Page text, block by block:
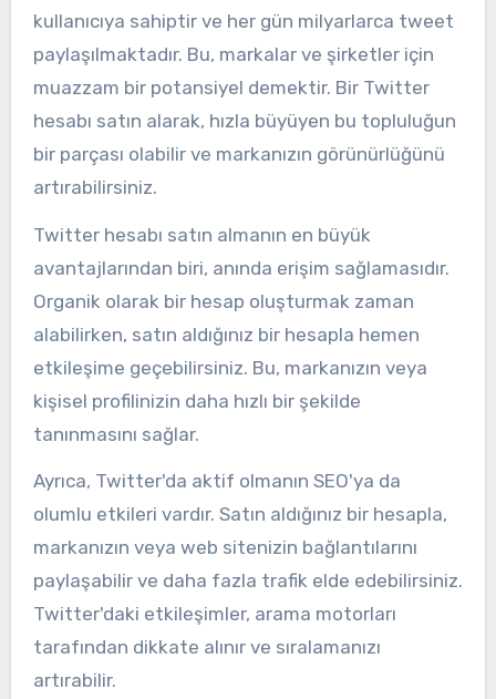
kullanıcıya sahiptir ve her gün milyarlarca tweet
paylaşılmaktadır. Bu, markalar ve şirketler için
muazzam bir potansiyel demektir. Bir Twitter
hesabı satın alarak, hızla büyüyen bu topluluğun
bir parçası olabilir ve markanızın görünürlüğünü
artırabilirsiniz.
Twitter hesabı satın almanın en büyük
avantajlarından biri, anında erişim sağlamasıdır.
Organik olarak bir hesap oluşturmak zaman
alabilirken, satın aldığınız bir hesapla hemen
etkileşime geçebilirsiniz. Bu, markanızın veya
kişisel profilinizin daha hızlı bir şekilde
tanınmasını sağlar.
Ayrıca, Twitter'da aktif olmanın SEO'ya da
olumlu etkileri vardır. Satın aldığınız bir hesapla,
markanızın veya web sitenizin bağlantılarını
paylaşabilir ve daha fazla trafik elde edebilirsiniz.
Twitter'daki etkileşimler, arama motorları
tarafından dikkate alınır ve sıralamanızı
artırabilir.